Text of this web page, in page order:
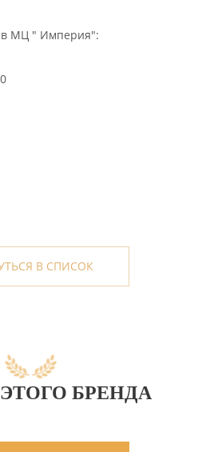
в МЦ " Империя":
В СПИСОК
БРЕНДА